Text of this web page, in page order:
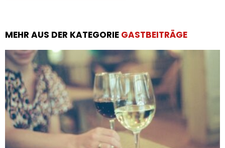
MEHR AUS DER KATEGORIE GASTBEITRÄGE